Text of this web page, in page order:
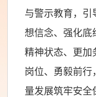
与警示教育，引
想信念、强化底
精神状态、更加
岗位、勇毅前行
量发展筑牢安全